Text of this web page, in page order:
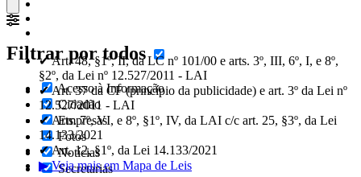
Filtrar por todos
Acesso à Informação
Cidadão
Empresas
Fotos
Notícias
Secretarias
✔ Art. 48, §1º, II, da LC nº 101/00 e arts. 3º, III, 6º, I, e 8º,
§2º, da Lei nº 12.527/2011 - LAI
✔ Art. 37 da CF (princípio da publicidade) e art. 3º da Lei nº
12.527/2011 - LAI
✔ Arts. 7º, VI, e 8º, §1º, IV, da LAI c/c art. 25, §3º, da Lei
14.133/2021
✔ Art. 12, §1º, da Lei 14.133/2021
▶ Veja mais em Mapa de Leis